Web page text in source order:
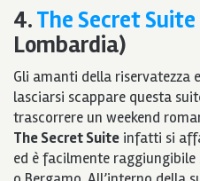
4.The Secret Suite
Lombardia)
Gli amanti della riservatezza
lasciarsi scappare questa
trascorrere un weekend
The Secret Suite infatti si
ed è facilmente